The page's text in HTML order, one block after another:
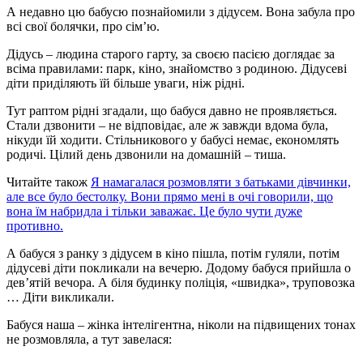
А недавно цю бабусю познайомили з дідусем. Вона забула про
всі свої болячки, про сім’ю.
Дідусь – людина старого гарту, за своєю пасією доглядає за
всіма правилами: парк, кіно, знайомство з родиною. Дідусеві
діти приділяють їй більше уваги, ніж рідні.
Тут раптом рідні згадали, що бабуся давно не проявляється.
Стали дзвонити – не відповідає, але ж завжди вдома була,
нікуди їй ходити. Стільникового у бабусі немає, економлять
родичі. Цілий день дзвонили на домашній – тиша.
Читайте також Я намагалася розмовляти з батьками дівчинки,
але все було бестолку. Вони прямо мені в очі говорили, що
вона їм набридла і тільки заважає. Це було чути дуже
противно.
А бабуся з ранку з дідусем в кіно пішла, потім гуляли, потім
дідусеві діти покликали на вечерю. Додому бабуся прийшла о
дев’ятій вечора. А біля будинку поліція, «швидка», труповозка
… Діти викликали.
Бабуся наша – жінка інтелігентна, ніколи на підвищених тонах
не розмовляла, а тут завелася: